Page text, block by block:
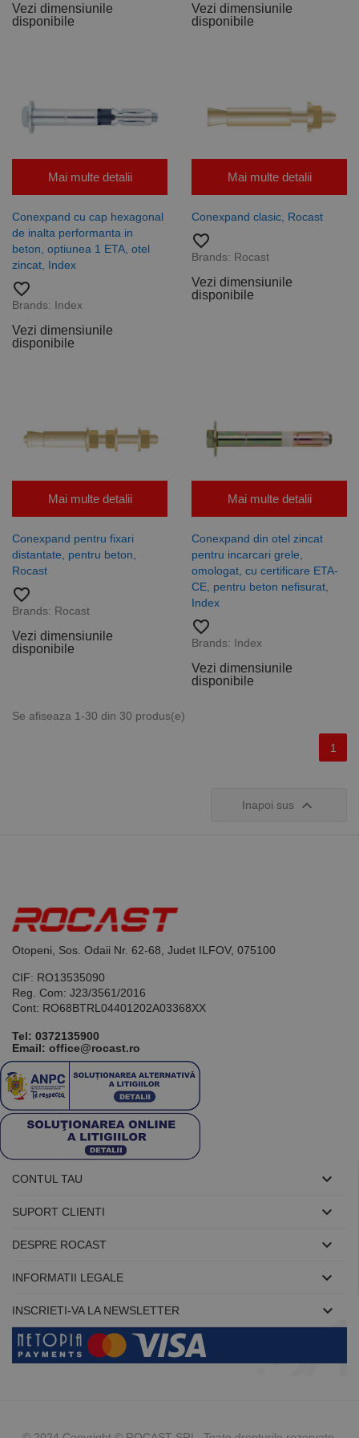
Vezi dimensiunile
disponibile
Vezi dimensiunile
disponibile
Mai multe detalii
Conexpand cu cap hexagonal
de inalta performanta in
beton, optiunea 1 ETA, otel
zincat, Index
favorite_border
Brands: Index
Vezi dimensiunile
disponibile
Mai multe detalii
Conexpand clasic, Rocast
favorite_border
Brands: Rocast
Vezi dimensiunile
disponibile
Mai multe detalii
Conexpand pentru fixari
distantate, pentru beton,
Rocast
favorite_border
Brands: Rocast
Vezi dimensiunile
disponibile
Mai multe detalii
Conexpand din otel zincat
pentru incarcari grele,
omologat, cu certificare ETA-
CE, pentru beton nefisurat,
Index
favorite_border
Brands: Index
Vezi dimensiunile
disponibile
Se afiseaza 1-30 din 30 produs(e)
1
Inapoi sus 
Otopeni, Sos. Odaii Nr. 62-68, Judet ILFOV, 075100
CIF: RO13535090
Reg. Com: J23/3561/2016
Cont: RO68BTRL04401202A03368XX
Tel: 0372135900
Email: office@rocast.ro
CONTUL TAU 
SUPORT CLIENTI 
DESPRE ROCAST 
INFORMATII LEGALE 
INSCRIETI-VA LA NEWSLETTER 
sesiunii.